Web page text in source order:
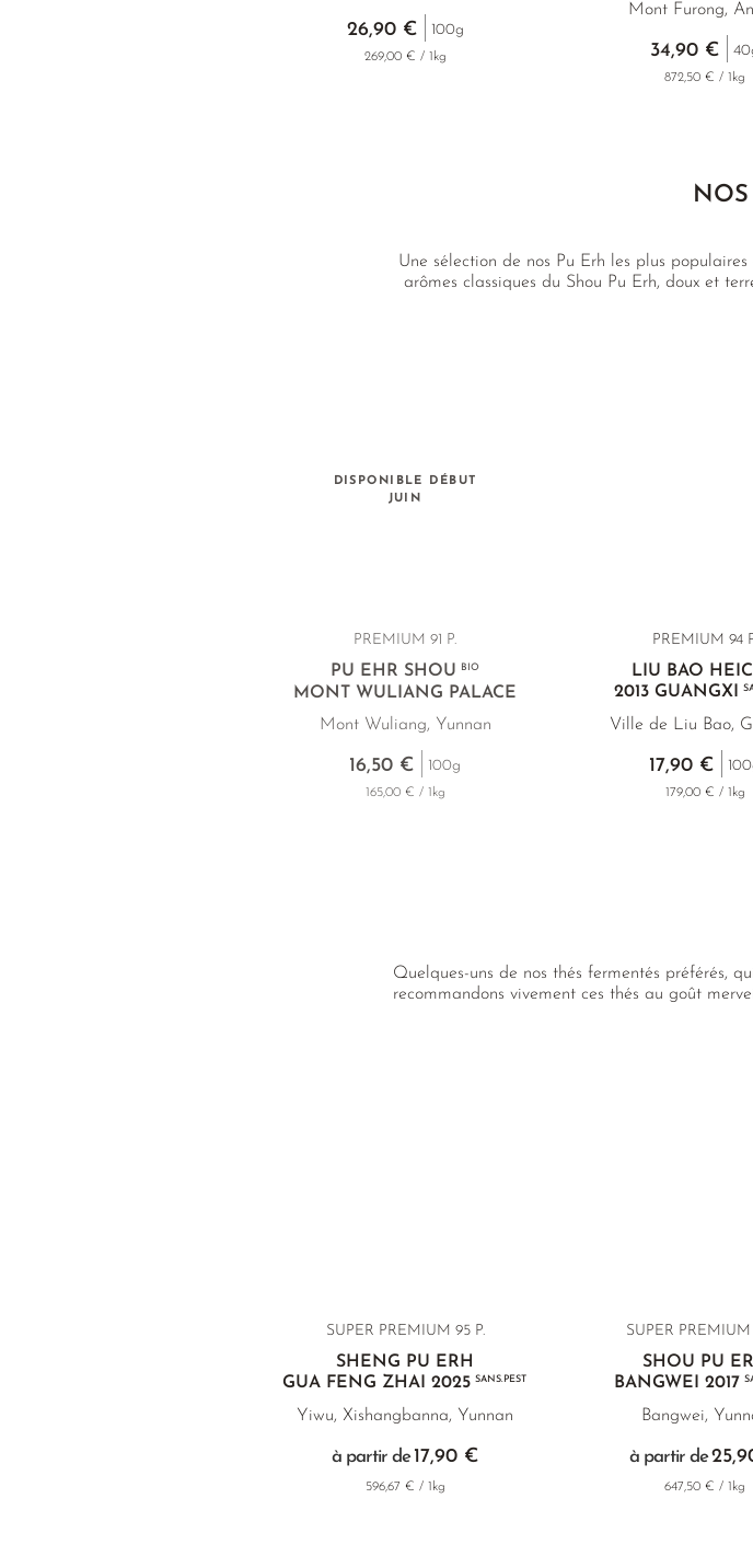
26,90 € 100g
269,00 € / 1kg
Mont Furong,
34,90 €
872,50 € / 1kg
Une sélection de nos Pu Erh les plus
arômes classiques du Shou Pu Erh, doux et
DISPONIBLE DÉBUT
JUIN
PREMIUM 91 P.
PU EHR SHOU BIO
MONT WULIANG PALACE
Mont Wuliang, Yunnan
16,50 € 100g
165,00 € / 1kg
PREMIUM 94
LIU BAO
2013 GUANGXI
Ville de Liu Bao,
17,90 €
179,00 € / 1kg
Quelques-uns de nos thés fermentés préférés,
recommandons vivement ces thés au goût
SUPER PREMIUM 95 P.
SHENG PU ERH
GUA FENG ZHAI 2025SANS.PEST
Yiwu, Xishangbanna, Yunnan
à partir de 17,90 €
596,67 € / 1kg
SUPER PREMIUM
SHOU PU
BANGWEI 2017
Bangwei,
à partir de
647,50 € / 1kg